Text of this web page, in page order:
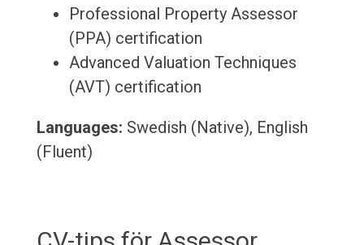
Professional Property Assessor
(PPA) certification
Advanced Valuation Techniques
(AVT) certification
Languages: Swedish (Native), English
(Fluent)